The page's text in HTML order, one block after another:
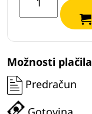
hidravlična
EuroBager
VHP400
količina
Možnosti plačila
Predračun